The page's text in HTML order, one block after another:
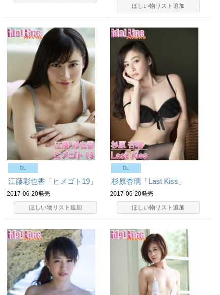
ほしい物リスト追加
DL
江藤彩也香「ヒメゴト19」
2017-06-20発売
ほしい物リスト追加
DL
杉原杏璃「Last Kiss」
2017-06-20発売
ほしい物リスト追加